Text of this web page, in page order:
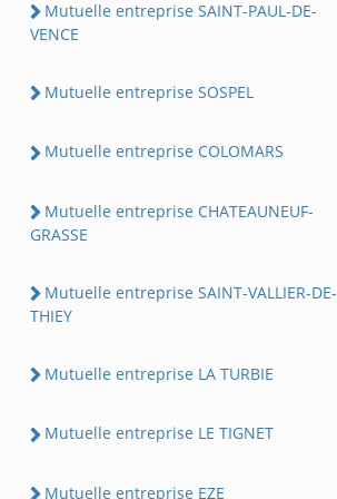
Mutuelle entreprise SAINT-PAUL-DE-
VENCE
Mutuelle entreprise SOSPEL
Mutuelle entreprise COLOMARS
Mutuelle entreprise CHATEAUNEUF-
GRASSE
Mutuelle entreprise SAINT-VALLIER-DE-
THIEY
Mutuelle entreprise LA TURBIE
Mutuelle entreprise LE TIGNET
Mutuelle entreprise EZE